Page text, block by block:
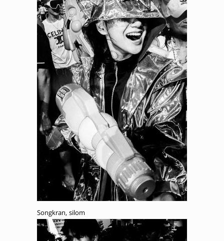
Songkran, silom